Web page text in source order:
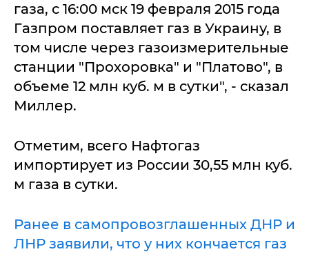
газа, с 16:00 мск 19 февраля 2015 года
Газпром поставляет газ в Украину, в
том числе через газоизмерительные
станции "Прохоровка" и "Платово", в
объеме 12 млн куб. м в сутки", - сказал
Миллер.
Отметим, всего Нафтогаз
импортирует из России 30,55 млн куб.
м газа в сутки.
Ранее в самопровозглашенных ДНР и
ЛНР заявили, что у них кончается газ